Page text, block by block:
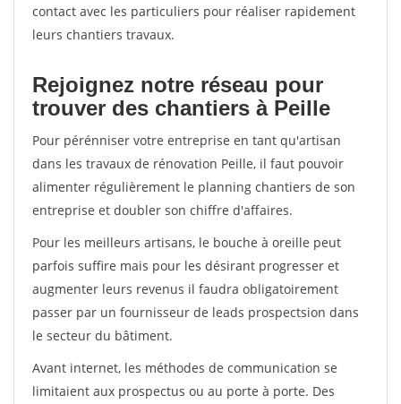
contact avec les particuliers pour réaliser rapidement
leurs chantiers travaux.
Rejoignez notre réseau pour
trouver des chantiers à Peille
Pour pérénniser votre entreprise en tant qu'artisan
dans les travaux de rénovation Peille, il faut pouvoir
alimenter régulièrement le planning chantiers de son
entreprise et doubler son chiffre d'affaires.
Pour les meilleurs artisans, le bouche à oreille peut
parfois suffire mais pour les désirant progresser et
augmenter leurs revenus il faudra obligatoirement
passer par un fournisseur de leads prospectsion dans
le secteur du bâtiment.
Avant internet, les méthodes de communication se
limitaient aux prospectus ou au porte à porte. Des